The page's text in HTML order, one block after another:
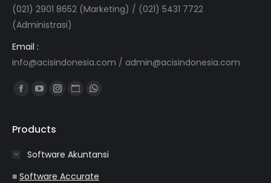
(021) 2901 8652 (Marketing) / (021) 5431 7722
(Administrasi)
Email :
info@acisindonesia.com / admin@acisindonesia.com
Find us on:
Facebook
opens
new
window
YouTube
opens
new
window
Instagram
new
window
Website
new
window
Whatsapp
new
window
Products
Software Akuntansi
■ Software Accurate